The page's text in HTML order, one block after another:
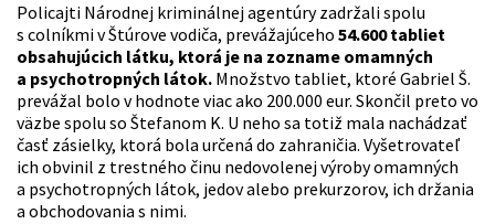
Policajti Národnej kriminálnej agentúry zadržali spolu
s colníkmi v Štúrove vodiča, prevážajúceho 54.600 tabliet
obsahujúcich látku, ktorá je na zozname omamných
a psychotropných látok. Množstvo tabliet, ktoré Gabriel Š.
prevážal bolo v hodnote viac ako 200.000 eur. Skončil preto vo
väzbe spolu so Štefanom K. U neho sa totiž mala nachádzať
časť zásielky, ktorá bola určená do zahraničia. Vyšetrovateľ
ich obvinil z trestného činu nedovolenej výroby omamných
a psychotropných látok, jedov alebo prekurzorov, ich držania
a obchodovania s nimi.